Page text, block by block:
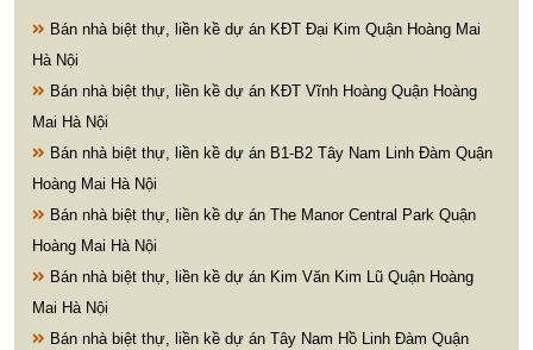
Bán nhà biệt thự, liền kề dự án KĐT Đại Kim Quận Hoàng Mai
Hà Nội
Bán nhà biệt thự, liền kề dự án KĐT Vĩnh Hoàng Quận Hoàng
Mai Hà Nội
Bán nhà biệt thự, liền kề dự án B1-B2 Tây Nam Linh Đàm Quận
Hoàng Mai Hà Nội
Bán nhà biệt thự, liền kề dự án The Manor Central Park Quận
Hoàng Mai Hà Nội
Bán nhà biệt thự, liền kề dự án Kim Văn Kim Lũ Quận Hoàng
Mai Hà Nội
Bán nhà biệt thự, liền kề dự án Tây Nam Hồ Linh Đàm Quận